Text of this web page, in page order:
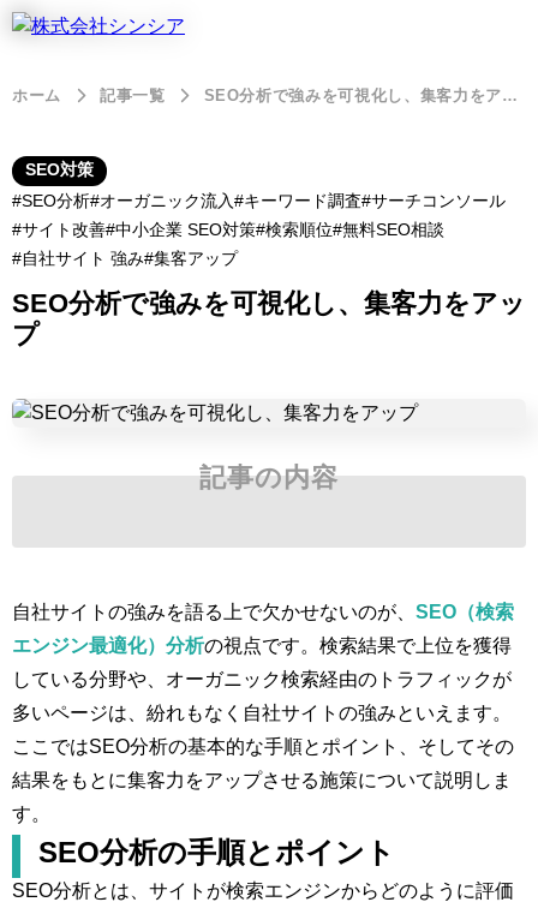
ホーム 記事一覧 SEO分析で強みを可視化し、集客力をアップ
SEO対策
SEO分析 オーガニック流入 キーワード調査 サーチコンソール
サイト改善 中小企業 SEO対策 検索順位 無料SEO相談
自社サイト 強み 集客アップ
SEO分析で強みを可視化し、集客力をアッ
プ
記事の内容
自社サイトの強みを語る上で欠かせないのが、 SEO（検索
エンジン最適化）分析の視点です。検索結果で上位を獲得
している分野や、オーガニック検索経由のトラフィックが
多いページは、紛れもなく自社サイトの強みといえます。
ここではSEO分析の基本的な手順とポイント、そしてその
結果をもとに集客力をアップさせる施策について説明しま
す。
SEO分析の手順とポイント
SEO分析とは、サイトが検索エンジンからどのように評価